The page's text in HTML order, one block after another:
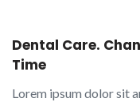
Dental Care.
Time
Lorem ipsum dolor sit